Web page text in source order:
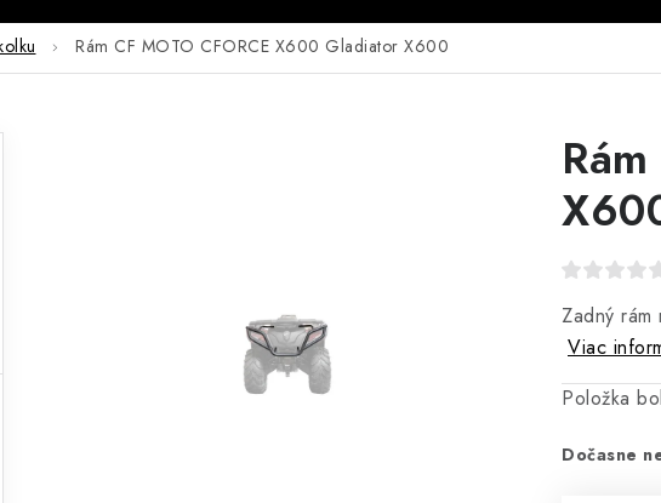
Rám CF MOTO CFORCE X600 Gladiator X600
Zadný
Viac
Položka
Dočasne